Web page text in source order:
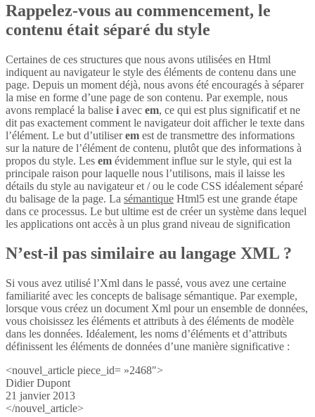
Rappelez-vous au commencement, le
contenu était séparé du style
Certaines de ces structures que nous avons utilisées en Html
indiquent au navigateur le style des éléments de contenu dans une
page. Depuis un moment déjà, nous avons été encouragés à séparer
la mise en forme d’une page de son contenu. Par exemple, nous
avons remplacé la balise i avec em, ce qui est plus significatif et ne
dit pas exactement comment le navigateur doit afficher le texte dans
l’élément. Le but d’utiliserem est de transmettre des informations
sur la nature de l’élément de contenu, plutôt que des informations à
propos du style. Les em évidemment influe sur le style, qui est la
principale raison pour laquelle nous l’utilisons, mais il laisse les
détails du style au navigateur et / ou le code CSS idéalement séparé
du balisage de la page. La sémantique Html5 est une grande étape
dans ce processus. Le but ultime est de créer un système dans lequel
les applications ont accès à un plus grand niveau de signification
N’est-il pas similaire au langage XML ?
Si vous avez utilisé l’Xml dans le passé, vous avez une certaine
familiarité avec les concepts de balisage sémantique. Par exemple,
lorsque vous créez un document Xml pour un ensemble de données,
vous choisissez les éléments et attributs à des éléments de modèle
dans les données. Idéalement, les noms d’éléments et d’attributs
définissent les éléments de données d’une manière significative :
<nouvel_article piece_id= »2468″>
Didier Dupont
21 janvier 2013
</nouvel_article>